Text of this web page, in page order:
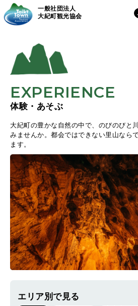
一般社団法人
大紀町観光協会
EXPERIENCE
体験・あそぶ
大紀町の豊かな自然の中で、のびのびと
みませんか。都会ではできない里山なら
ます。
エリア別で見る